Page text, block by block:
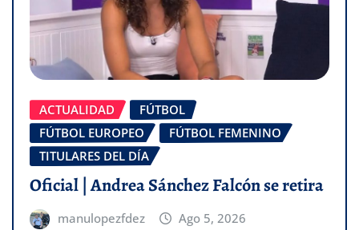
ACTUALIDAD
FÚTBOL
FÚTBOL EUROPEO
FÚTBOL FEMENINO
TITULARES DEL DÍA
Oficial | Andrea Sánchez Falcón se retira
manulopezfdez Ago 5, 2026